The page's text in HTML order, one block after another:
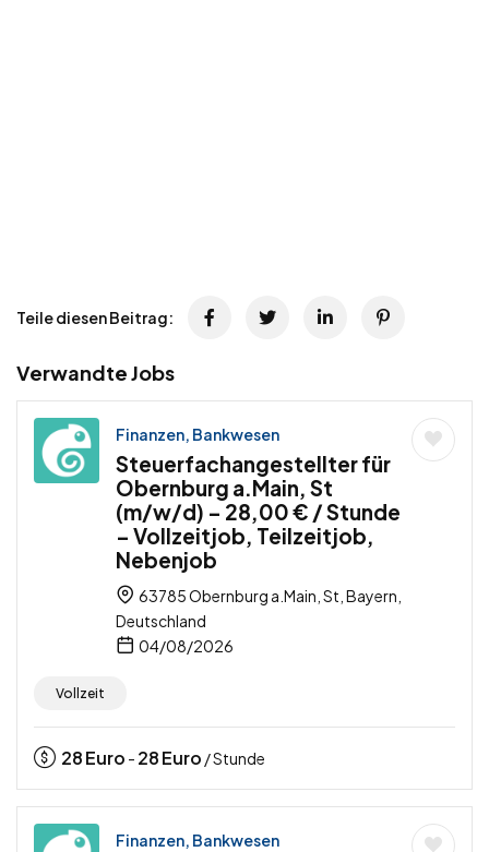
Teile diesen Beitrag:
Verwandte Jobs
Finanzen, Bankwesen
Steuerfachangestellter für
Obernburg a.Main, St
(m/w/d) – 28,00 € / Stunde
– Vollzeitjob, Teilzeitjob,
Nebenjob
63785 Obernburg a.Main, St, Bayern,
Deutschland
04/08/2026
Vollzeit
28Euro - 28Euro / Stunde
Finanzen, Bankwesen